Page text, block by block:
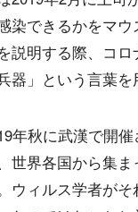
染できるかをマ
説明する際、コ
」という言葉を
年秋に武漢で開
世界各国から集
ウィルス学者が